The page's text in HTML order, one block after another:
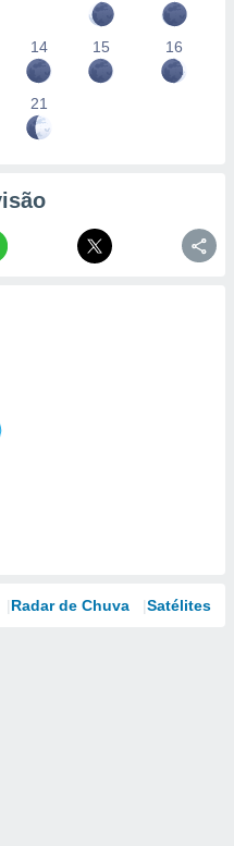
14 15 16
21
Radar de Chuva Satélites